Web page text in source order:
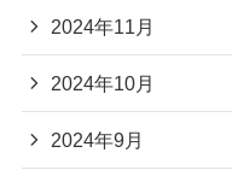
2024年11月
2024年10月
2024年9月